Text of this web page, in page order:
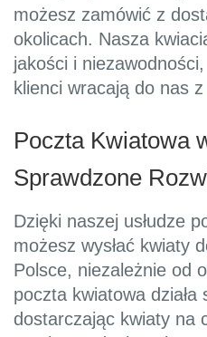
możesz zamówić z
okolicach. Nasza
jakości i
klienci wracają do nas
Poczta Kwiatowa
Sprawdzone
Dzięki naszej usłudze
możesz wysłać kwiaty
Polsce, niezależnie od
poczta kwiatowa
dostarczając kwiaty na